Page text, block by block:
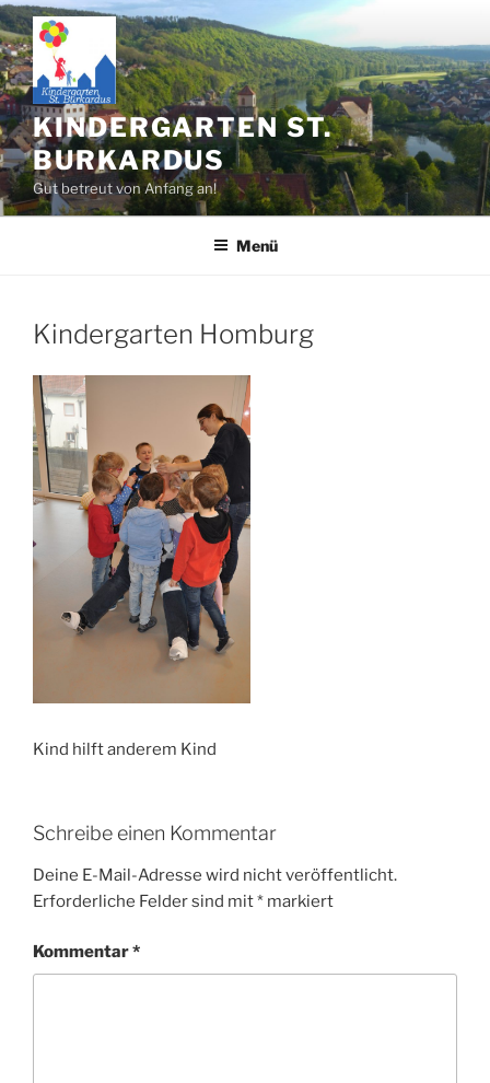
Zum
Inhalt
springen
KINDERGARTEN ST.
BURKARDUS
Gut betreut von Anfang an!
Menü
Kindergarten Homburg
Kind hilft anderem Kind
Schreibe einen Kommentar
Deine E-Mail-Adresse wird nicht veröffentlicht.
Erforderliche Felder sind mit* markiert
Kommentar*